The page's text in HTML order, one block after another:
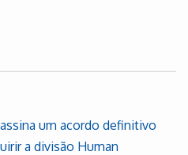
um acordo definitivo
a divisão Human